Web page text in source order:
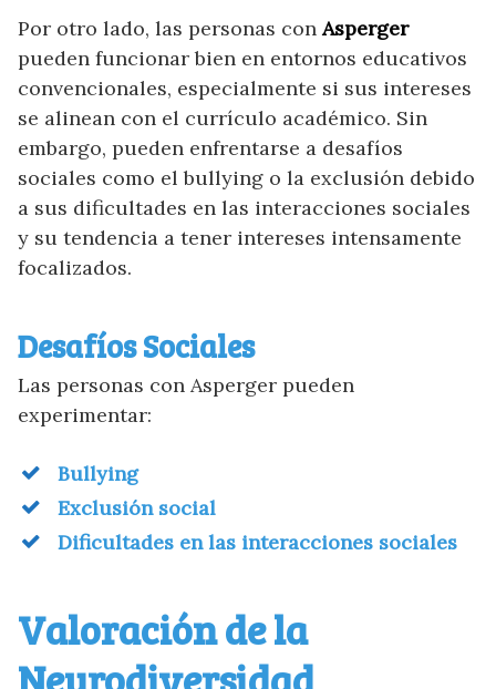
Por otro lado, las personas conAsperger
pueden funcionar bien en entornos educativos
convencionales, especialmente si sus intereses
se alinean con el currículo académico. Sin
embargo, pueden enfrentarse a desafíos
sociales como el bullying o la exclusión debido
a sus dificultades en las interacciones sociales
y su tendencia a tener intereses intensamente
focalizados.
Desafíos Sociales
Las personas con Asperger pueden
experimentar:
Bullying
Exclusión social
Dificultades en las interacciones sociales
Valoración de la